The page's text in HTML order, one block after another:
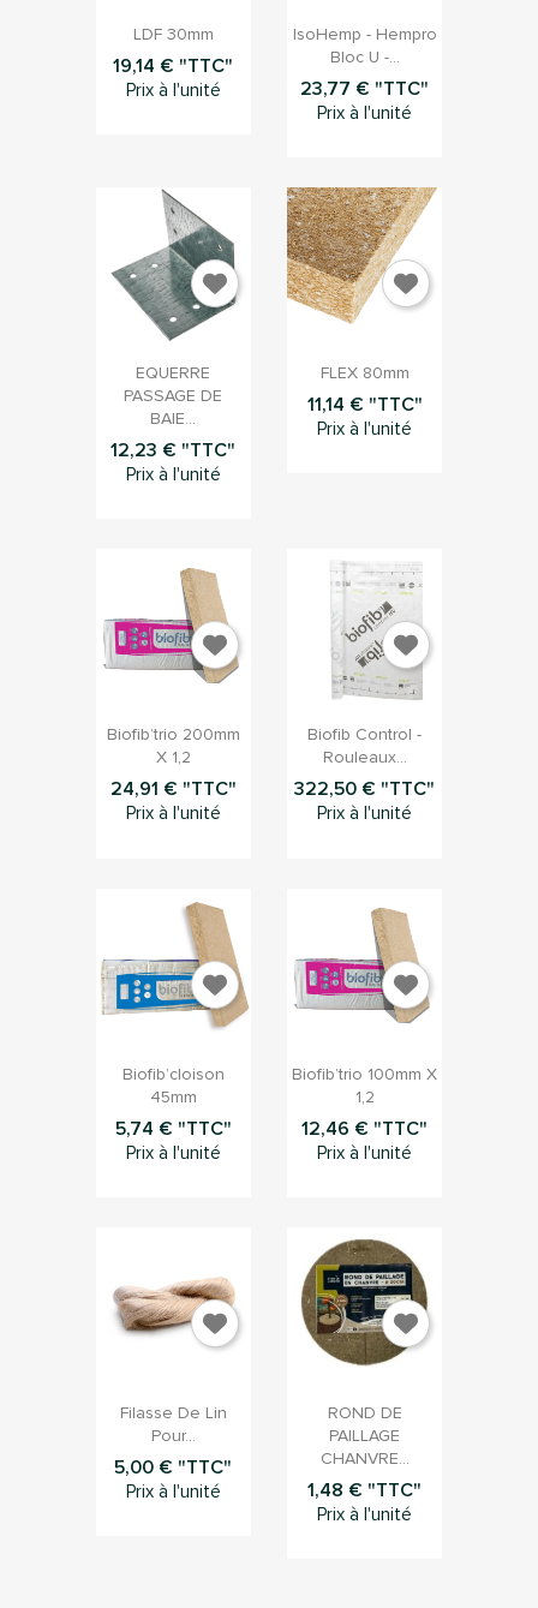
Aperçu rapide
LDF 30mm
19,14 € "TTC"
Prix à l'unité
Aperçu rapide
IsoHemp - Hempro
Bloc U -...
23,77 € "TTC"
Prix à l'unité
Aperçu rapide
EQUERRE
PASSAGE DE
BAIE...
12,23 € "TTC"
Prix à l'unité
Aperçu rapide
FLEX 80mm
11,14 € "TTC"
Prix à l'unité
Aperçu rapide
Biofib’trio 200mm
X 1,2
24,91 € "TTC"
Prix à l'unité
Aperçu rapide
Biofib Control -
Rouleaux...
322,50 € "TTC"
Prix à l'unité
Aperçu rapide
Biofib’cloison
45mm
5,74 € "TTC"
Prix à l'unité
Aperçu rapide
Biofib’trio 100mm X
1,2
12,46 € "TTC"
Prix à l'unité
Aperçu rapide
Filasse De Lin
Pour...
5,00 € "TTC"
Prix à l'unité
Aperçu rapide
ROND DE
PAILLAGE
CHANVRE...
1,48 € "TTC"
Prix à l'unité